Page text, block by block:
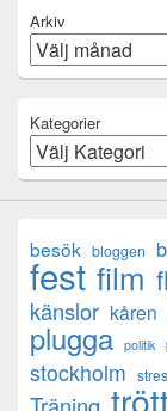
Arkiv
Kategorier
besök bloggen
fest film
känslor kåren
plugga politik
stockholm
Träning